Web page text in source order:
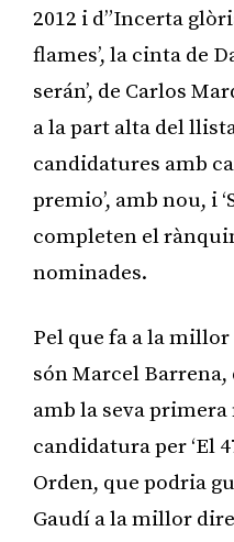
2012 i d”Incerta
flames’, la cinta de
serán’, de Carlos
a la part alta del
candidatures amb
premio’, amb nou, i
completen el
nominades.
Pel que fa a la
són Marcel
amb la seva
candidatura per ‘El
Orden, que podria
Gaudí a la millor